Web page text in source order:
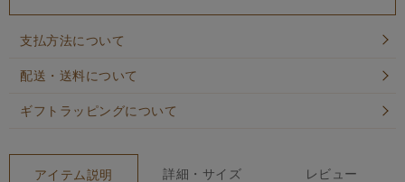
支払方法について
配送・送料について
ギフトラッピングについて
アイテム説明 詳細・サイズ レビュー